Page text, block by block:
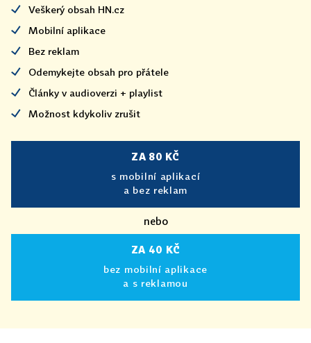
Veškerý obsah HN.cz
Mobilní aplikace
Bez reklam
Odemykejte obsah pro přátele
Články v audioverzi + playlist
Možnost kdykoliv zrušit
ZA 80 KČ
s mobilní aplikací
a bez reklam
nebo
ZA 40 KČ
bez mobilní aplikace
a s reklamou